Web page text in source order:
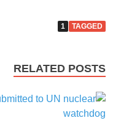
TAGGED
1
RELATED POSTS